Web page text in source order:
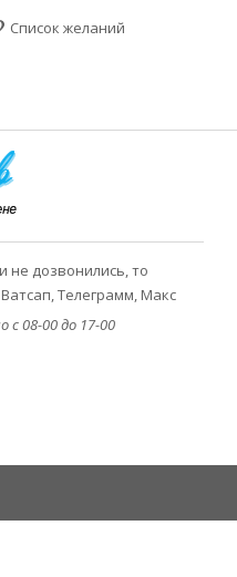
Список желаний
не дозвонились, то
Телеграмм, Макс
08-00 до 17-00